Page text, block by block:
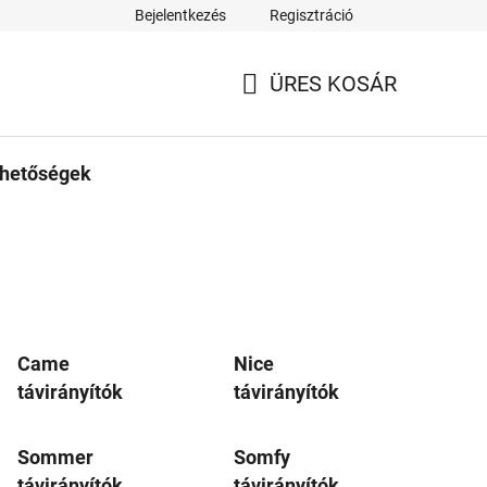
Bejelentkezés Regisztráció
ÜRES KOSÁR
Came
távirányítók
Nice
távirányítók
Sommer
Somfy